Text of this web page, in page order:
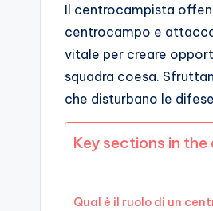
Il centrocampista
centrocampo e
vitale per creare
squadra coesa.
che disturbano le
Key sections in
Qual è il ruolo di un